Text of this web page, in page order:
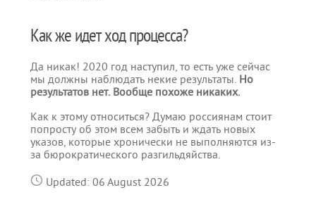
Как же идет ход процесса?
Да никак! 2020 год наступил, то есть уже сейчас
мы должны наблюдать некие результаты. Но
результатов нет. Вообще похоже никаких.
Как к этому относиться? Думаю россиянам стоит
попросту об этом всем забыть и ждать новых
указов, которые хронически не выполняются из-
за бюрократического разгильдяйства.
Updated: 06 August 2026